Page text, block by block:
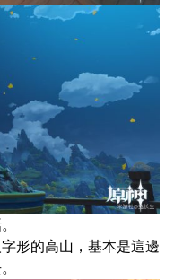
形的高山，基本是這邊